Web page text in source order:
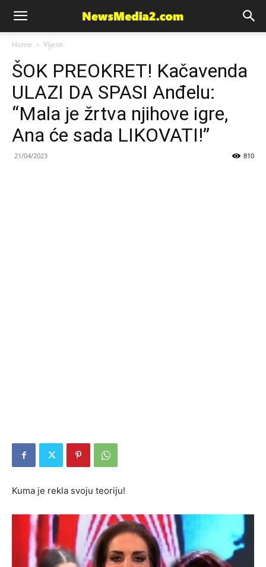
News
Media
Home Vijesti
ŠOK PREOKRET! Kačavenda
ULAZI DA SPASI Anđelu:
“Mala je žrtva njihove igre,
Ana će sada LIKOVATI!”
21/04/2023 810
Kuma je rekla svoju teoriju!